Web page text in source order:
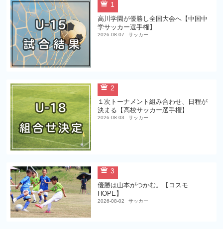
1
高川学園が優勝し全国大会へ【中国中
学サッカー選手権】
2026-08-07 サッカー
2
１次トーナメント組み合わせ、日程が
決まる【高校サッカー選手権】
2026-08-03 サッカー
3
優勝は山本がつかむ。【コスモ
HOPE】
2026-08-02 サッカー